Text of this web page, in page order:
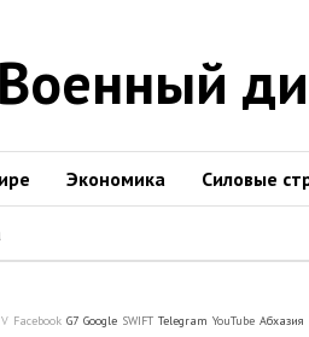
Военный
Экономика Силовые
Facebook G7 Google SWIFT Telegram YouTube Абхазия